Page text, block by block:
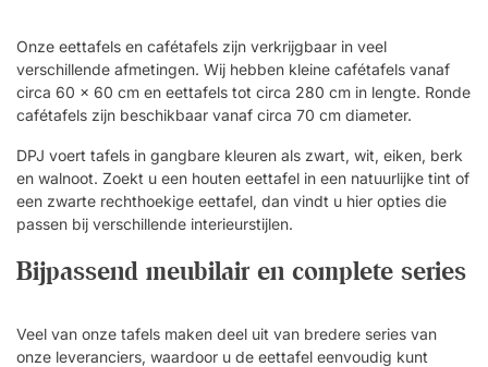
Onze eettafels en cafétafels zijn verkrijgbaar in veel
verschillende afmetingen. Wij hebben kleine cafétafels vanaf
circa 60 × 60 cm en eettafels tot circa 280 cm in lengte. Ronde
cafétafels zijn beschikbaar vanaf circa 70 cm diameter.
DPJ voert tafels in gangbare kleuren als zwart, wit, eiken, berk
en walnoot. Zoekt u een houten eettafel in een natuurlijke tint of
een zwarte rechthoekige eettafel, dan vindt u hier opties die
passen bij verschillende interieurstijlen.
Bijpassend meubilair en complete series
Veel van onze tafels maken deel uit van bredere series van
onze leveranciers, waardoor u de eettafel eenvoudig kunt